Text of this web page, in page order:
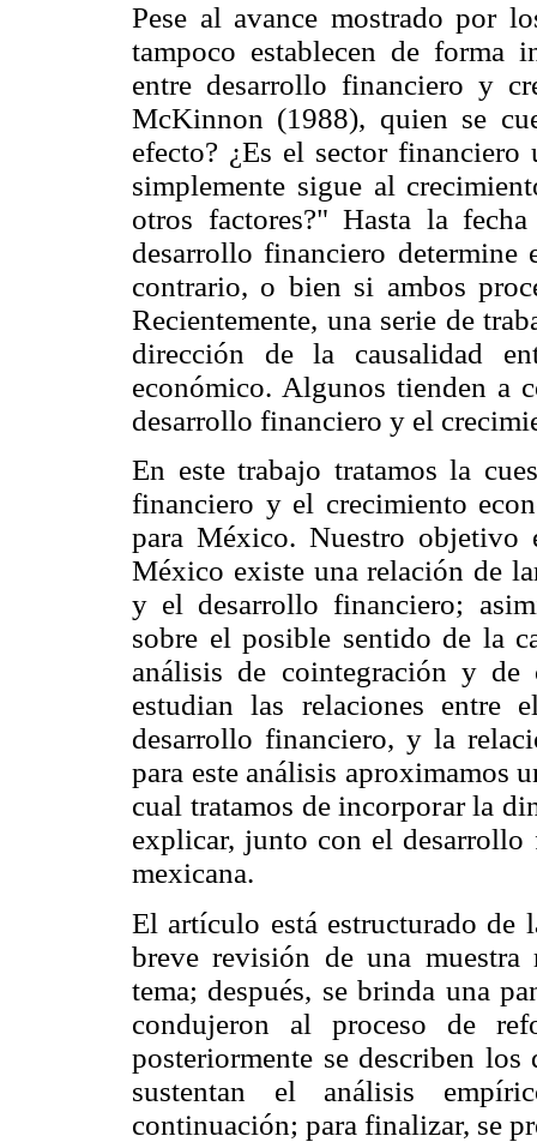
Pese al avance mostrado por
tampoco establecen de forma
entre desarrollo financiero y
McKinnon (1988), quien se
efecto? ¿Es el sector
simplemente sigue al
otros factores?" Hasta la
desarrollo financiero
contrario, o bien si ambos
Recientemente, una serie de
dirección de la causalidad
económico. Algunos tienden a
desarrollo financiero y el
En este trabajo tratamos la
financiero y el crecimiento
para México. Nuestro objetivo
México existe una relación de
y el desarrollo financiero;
sobre el posible sentido de la
análisis de cointegración y de
estudian las relaciones
desarrollo financiero, y la
para este análisis aproximamos
cual tratamos de incorporar la
explicar, junto con el
mexicana.
El artículo está estructurado de
breve revisión de una muestra
tema; después, se brinda una
condujeron al proceso de
posteriormente se describen
sustentan el análisis
continuación; para finalizar, se